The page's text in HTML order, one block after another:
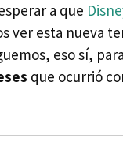
a que
ver esta nueva
eso sí,
que ocurrió